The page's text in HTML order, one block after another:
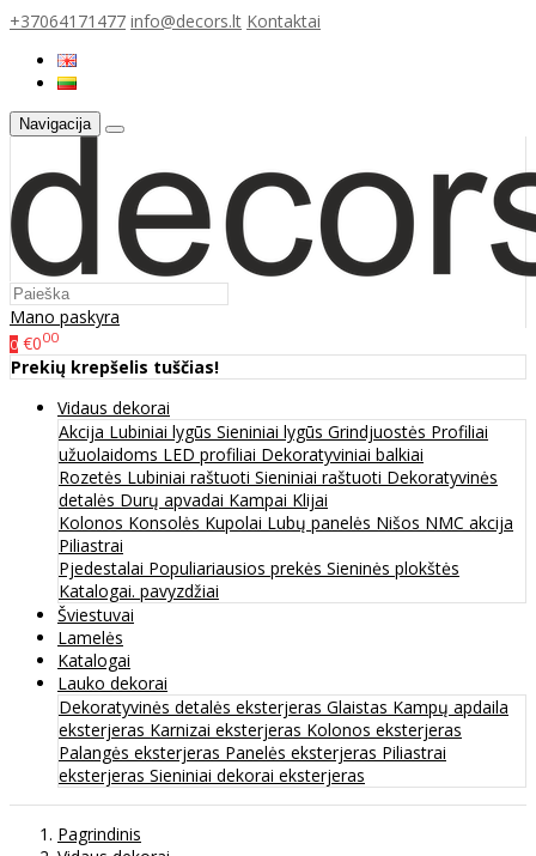
+37064171477 info@decors.lt Kontaktai
Navigacija
Mano paskyra
0 €000
Prekių krepšelis tuščias!
Vidaus dekorai
Akcija Lubiniai lygūs Sieniniai lygūs Grindjuostės Profiliai
užuolaidoms LED profiliai Dekoratyviniai balkiai
Rozetės Lubiniai raštuoti Sieniniai raštuoti Dekoratyvinės
detalės Durų apvadai Kampai Klijai
Kolonos Konsolės Kupolai Lubų panelės Nišos NMC akcija
Piliastrai
Pjedestalai Populiariausios prekės Sieninės plokštės
Katalogai. pavyzdžiai
Šviestuvai
Lamelės
Katalogai
Lauko dekorai
Dekoratyvinės detalės eksterjeras Glaistas Kampų apdaila
eksterjeras Karnizai eksterjeras Kolonos eksterjeras
Palangės eksterjeras Panelės eksterjeras Piliastrai
eksterjeras Sieniniai dekorai eksterjeras
Pagrindinis